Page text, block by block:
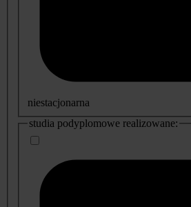
niestacjonarna
studia podyplomowe realizowane: